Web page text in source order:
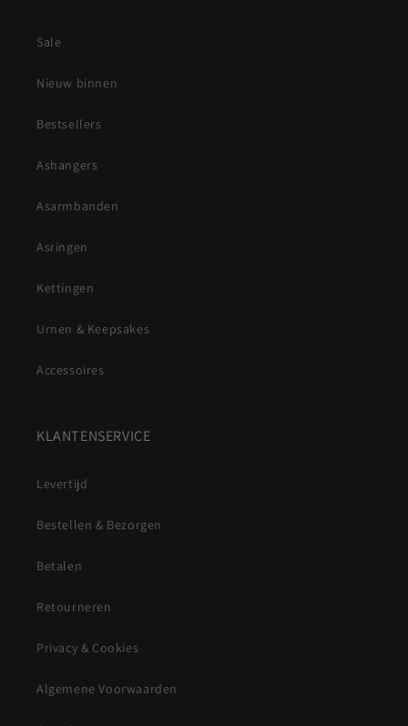
Sale
Nieuw binnen
Bestsellers
Ashangers
Asarmbanden
Asringen
Kettingen
Urnen & Keepsakes
Accessoires
KLANTENSERVICE
Levertijd
Bestellen & Bezorgen
Betalen
Retourneren
Privacy & Cookies
Algemene Voorwaarden